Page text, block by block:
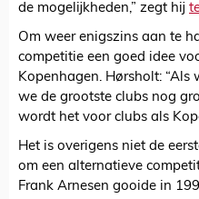
de mogelijkheden,” zegt hij
Om weer enigszins aan te
competitie een goed idee
Kopenhagen. Hørsholt: “Als
we de grootste clubs nog
wordt het voor clubs als
Het is overigens niet de
om een alternatieve
Frank Arnesen gooide in